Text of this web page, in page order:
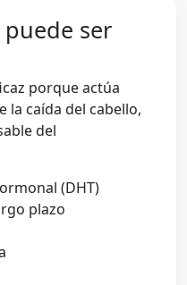
ser
porque actúa
la caída del cabello,
del
(DHT)
plazo